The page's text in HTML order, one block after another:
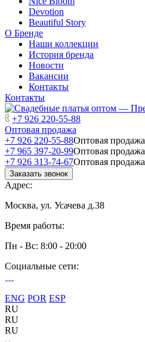
Devotion
Beautiful Story
О Бренде
Наши коллекции
История бренда
Новости
Вакансии
Контакты
Контакты
+7 926 220-55-88
Оптовая продажа
+7 926 220-55-88Оптовая продажа
+7 965 397-20-99Оптовая продажа
+7 926 313-74-67Оптовая продажа
Заказать звонок
Адрес:
Москва, ул. Усачева д.38
Время работы:
Пн - Вс: 8:00 - 20:00
Социальные сети:
ENG POR ESP
RU
RU
RU